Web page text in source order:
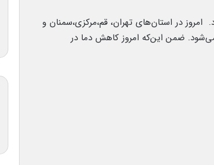
در استان‌های تهران،‌ قم،‌مرکزی،‌سمنان و
ضمن این‌که امروز کاهش دما در